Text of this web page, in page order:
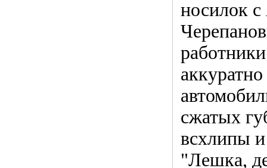
носилок
сжатых
всхлипы
"Лешка,